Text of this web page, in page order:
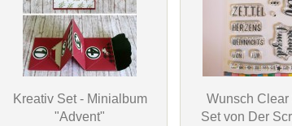
Kreativ Set - Minialbum
"Advent"
Wunsch Clear
Set von Der